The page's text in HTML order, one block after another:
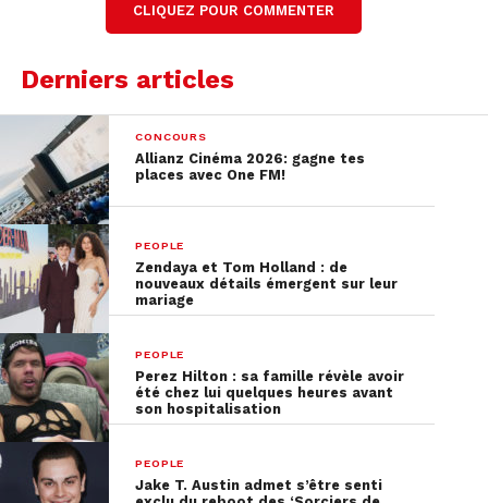
CLIQUEZ POUR COMMENTER
Derniers articles
CONCOURS
Allianz Cinéma 2026: gagne tes
places avec One FM!
PEOPLE
Zendaya et Tom Holland : de
nouveaux détails émergent sur leur
mariage
PEOPLE
Perez Hilton : sa famille révèle avoir
été chez lui quelques heures avant
son hospitalisation
PEOPLE
Jake T. Austin admet s’être senti